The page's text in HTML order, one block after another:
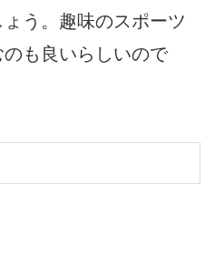
う。趣味のスポーツ
も良いらしいので